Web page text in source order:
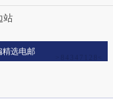
站
精选电邮